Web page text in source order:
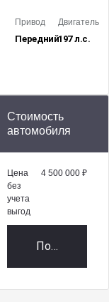
Привод
Передний
Двигатель
197 л.с.
Описание
Стоимость
автомобиля
Цена
без
учета
выгод
4 500 000 ₽
Получить